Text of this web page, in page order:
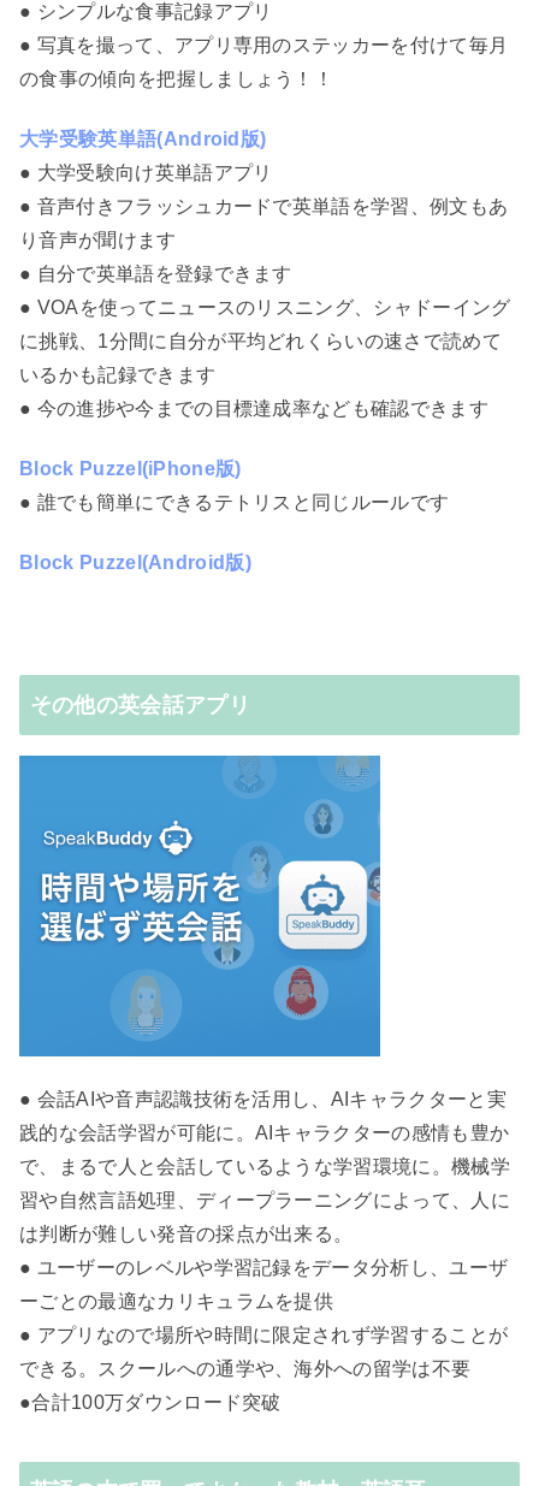
● シンプルな食事記録アプリ
● 写真を撮って、アプリ専用のステッカーを付けて毎月
の食事の傾向を把握しましょう！！
大学受験英単語(Android版)
● 大学受験向け英単語アプリ
● 音声付きフラッシュカードで英単語を学習、例文もあ
り音声が聞けます
● 自分で英単語を登録できます
● VOAを使ってニュースのリスニング、シャドーイング
に挑戦、1分間に自分が平均どれくらいの速さで読めて
いるかも記録できます
● 今の進捗や今までの目標達成率なども確認できます
Block Puzzel(iPhone版)
● 誰でも簡単にできるテトリスと同じルールです
Block Puzzel(Android版)
その他の英会話アプリ
● 会話AIや音声認識技術を活用し、AIキャラクターと実
践的な会話学習が可能に。AIキャラクターの感情も豊か
で、まるで人と会話しているような学習環境に。機械学
習や自然言語処理、ディープラーニングによって、人に
は判断が難しい発音の採点が出来る。
● ユーザーのレベルや学習記録をデータ分析し、ユーザ
ーごとの最適なカリキュラムを提供
● アプリなので場所や時間に限定されず学習することが
できる。スクールへの通学や、海外への留学は不要
●合計100万ダウンロード突破